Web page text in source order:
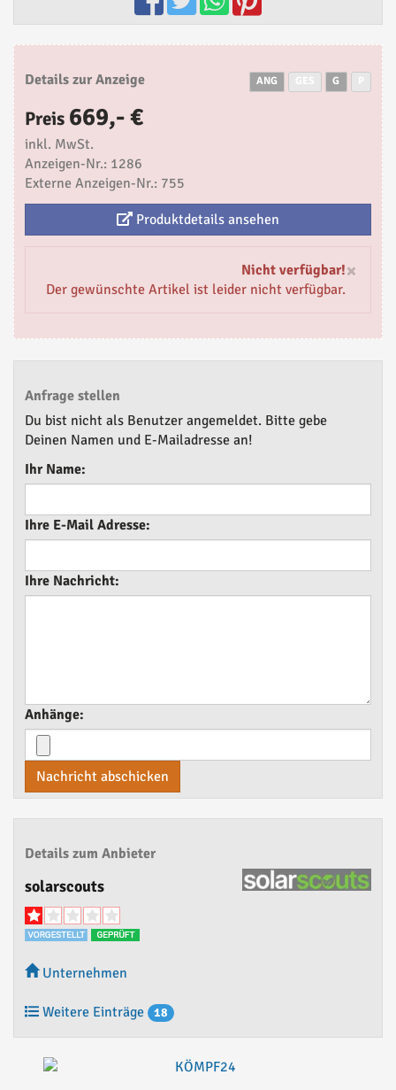
Details zur Anzeige ANG G
Preis 669,- €
inkl. MwSt.
Anzeigen-Nr.: 1286
Externe Anzeigen-Nr.: 755
Produktdetails ansehen
×
Nicht verfügbar!
Der gewünschte Artikel ist leider nicht verfügbar.
Anfrage stellen
Du bist nicht als Benutzer angemeldet. Bitte gebe
Deinen Namen und E-Mailadresse an!
Ihr Name:
Ihre E-Mail Adresse:
Ihre Nachricht:
Anhänge:
Nachricht abschicken
Details zum Anbieter
solarscouts
Unternehmen
Weitere Einträge 18